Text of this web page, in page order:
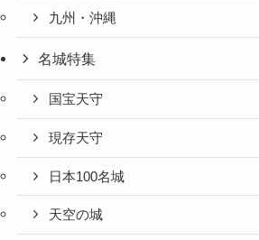
九州・沖縄
名城特集
国宝天守
現存天守
日本100名城
天空の城